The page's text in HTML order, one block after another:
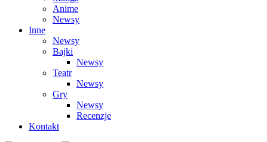
Anime
Newsy
Inne
Newsy
Bajki
Newsy
Teatr
Newsy
Gry
Newsy
Recenzje
Kontakt